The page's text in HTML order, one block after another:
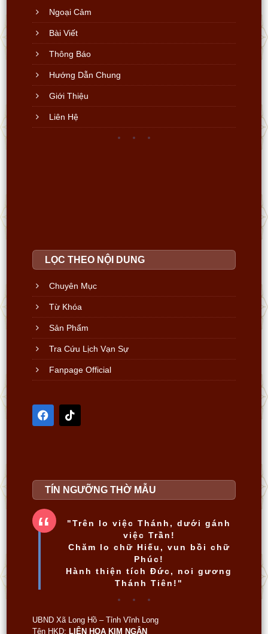
Ngoại Cảm
Bài Viết
Thông Báo
Hướng Dẫn Chung
Giới Thiệu
Liên Hệ
Sản Phẩm
Tra Cứu Lịch Vạn Sự
Fanpage Official
Chăm lo chữ Hiếu, vun bồi chữ
Phúc!
Thánh Tiên!"
UBND Xã Long Hồ – Tỉnh Vĩnh Long
Tên HKD:LIÊN HOA KIM NGÂN
Vĩnh Long - Hội Sở [ TraCứuHóaĐơn